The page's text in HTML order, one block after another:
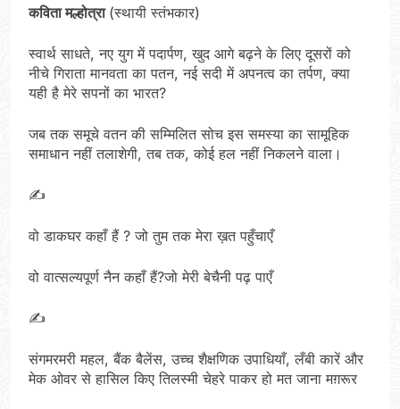
कविता मल्होत्रा (स्थायी स्तंभकार)
स्वार्थ साधते, नए युग में पदार्पण, खुद आगे बढ़ने के लिए दूसरों को
नीचे गिराता मानवता का पतन, नई सदी में अपनत्व का तर्पण, क्या
यही है मेरे सपनों का भारत?
जब तक समूचे वतन की सम्मिलित सोच इस समस्या का सामूहिक
समाधान नहीं तलाशेगी, तब तक, कोई हल नहीं निकलने वाला।
✍️
वो डाकघर कहाँ हैं ? जो तुम तक मेरा ख़त पहुँचाएँ
वो वात्सल्यपूर्ण नैन कहाँ हैं?जो मेरी बेचैनी पढ़ पाएँ
✍️
संगमरमरी महल, बैंक बैलेंस, उच्च शैक्षणिक उपाधियाँ, लँबी कारें और
मेक ओवर से हासिल किए तिलस्मी चेहरे पाकर हो मत जाना मग़रूर